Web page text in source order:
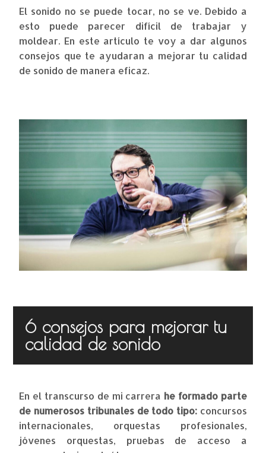
El sonido no se puede tocar, no se ve. Debido a
esto puede parecer difícil de trabajar y
moldear. En este artículo te voy a dar algunos
consejos que te ayudaran a mejorar tu calidad
de sonido de manera eficaz.
6 consejos para mejorar tu
calidad de sonido
En el transcurso de mi carrera he formado parte
de numerosos tribunales de todo tipo:concursos
internacionales, orquestas profesionales,
jóvenes orquestas, pruebas de acceso a